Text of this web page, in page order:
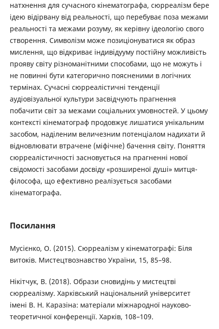
натхнення для сучасного кінематографа, сюрреалізм бере
ідею відірвану від реальності, що перебуває поза межами
реальності та межами розуму, як керівну ідеологію свого
створення. Символізм може позиціонуватися як образ
мислення, що відкриває індивідууму постійну можливість
прояву світу різноманітними способами, що не можуть і
не повинні бути категорично поясненими в логічних
термінах. Сучасні сюрреалістичні тенденції
аудіовізуальної культури засвідчують прагнення
побачити світ за межами соціальних умовностей. У цьому
контексті кінематограф продовжує лишатися унікальним
засобом, наділеним величезним потенціалом надихати й
відновлювати втрачене (міфічне) бачення світу. Поняття
сюрреалістичності засновується на прагненні нової
свідомості засобами досвіду «розширеної душі» митця-
філософа, що ефективно реалізується засобами
кінематографа.
Посилання
Мусієнко, О. (2015). Сюрреалізм у кінематографі: Біля
витоків. Мистецтвознавство України, 15, 85–98.
Нікітчук, В. (2018). Образи сновидінь у мистецтві
сюрреалізму. Харківський національний університет
імені В. Н. Каразіна: матеріали міжнародної науково-
теоретичної конференції. Харків, 108–109.